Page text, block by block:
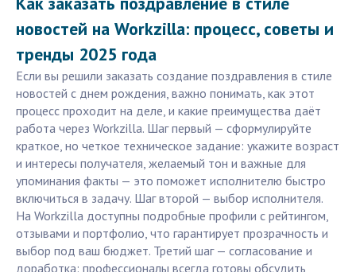
новостей на Workzilla: процесс, советы и
тренды 2025 года
Если вы решили заказать создание поздравления в стиле
новостей с днем рождения, важно понимать, как этот
процесс проходит на деле, и какие преимущества даёт
работа через Workzilla. Шаг первый — сформулируйте
краткое, но четкое техническое задание: укажите возраст
и интересы получателя, желаемый тон и важные для
упоминания факты — это поможет исполнителю быстро
включиться в задачу. Шаг второй — выбор исполнителя.
На Workzilla доступны подробные профили с рейтингом,
отзывами и портфолио, что гарантирует прозрачность и
выбор под ваш бюджет. Третий шаг — согласование и
доработка: профессионалы всегда готовы обсудить